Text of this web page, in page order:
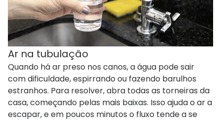
Ar na tubulação
Quando há ar preso nos canos, a água pode sair
com dificuldade, espirrando ou fazendo barulhos
estranhos. Para resolver, abra todas as torneiras da
casa, começando pelas mais baixas. Isso ajuda o ar a
escapar, e em poucos minutos o fluxo tende a se